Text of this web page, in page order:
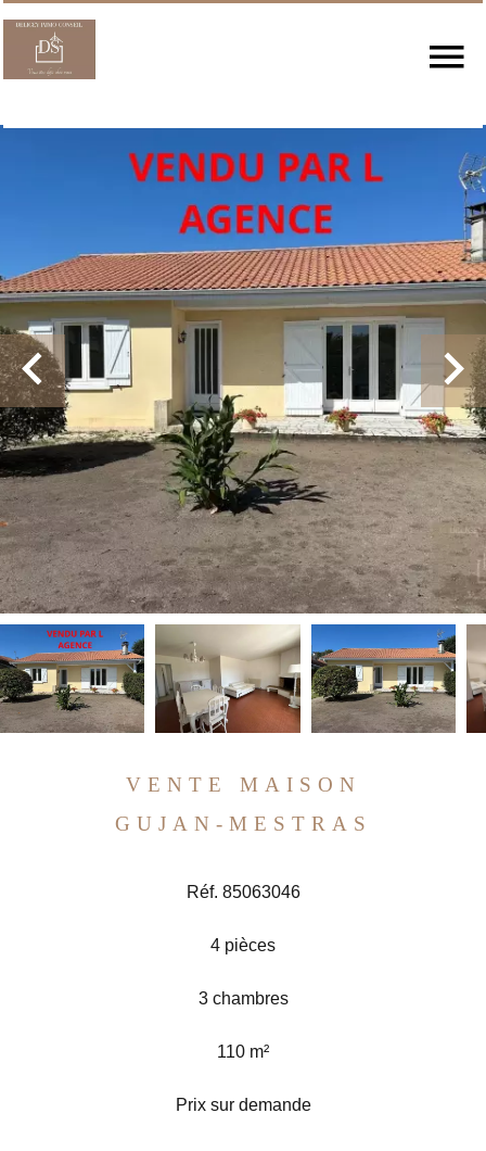
VENTE MAISON
GUJAN-MESTRAS
Réf. 85063046
4 pièces
3 chambres
110 m²
Prix sur demande